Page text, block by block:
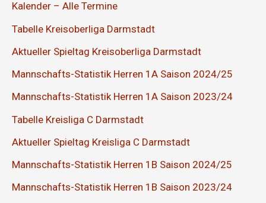
Kalender – Alle Termine
Tabelle Kreisoberliga Darmstadt
Aktueller Spieltag Kreisoberliga Darmstadt
Mannschafts-Statistik Herren 1A Saison 2024/25
Mannschafts-Statistik Herren 1A Saison 2023/24
Tabelle Kreisliga C Darmstadt
Aktueller Spieltag Kreisliga C Darmstadt
Mannschafts-Statistik Herren 1B Saison 2024/25
Mannschafts-Statistik Herren 1B Saison 2023/24